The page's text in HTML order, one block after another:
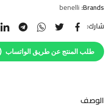
Brands:
benelli
شارك:
طلب المنتج عن طريق الواتساب
الوصف